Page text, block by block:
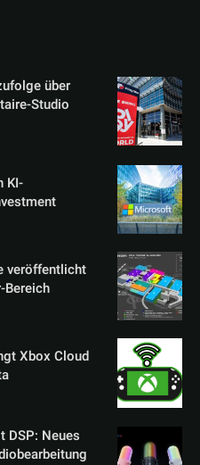
über
Studio
KI-
veröffentlicht
Bereich
Xbox Cloud
DSP: Neues